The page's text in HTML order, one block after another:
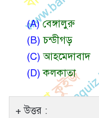
(A)বেঙ্গালুরু
(B)চন্ডীগড়
(C)আহমেদাবাদ
(D)কলকাতা
উত্তর :